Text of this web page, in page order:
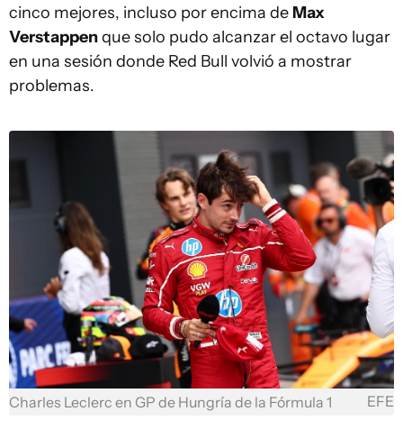
cinco mejores, incluso por encima de Max
Verstappenque solo pudo alcanzar el octavo lugar
en una sesión donde Red Bull volvió a mostrar
problemas.
Charles Leclerc en GP de Hungría de la Fórmula 1 EFE